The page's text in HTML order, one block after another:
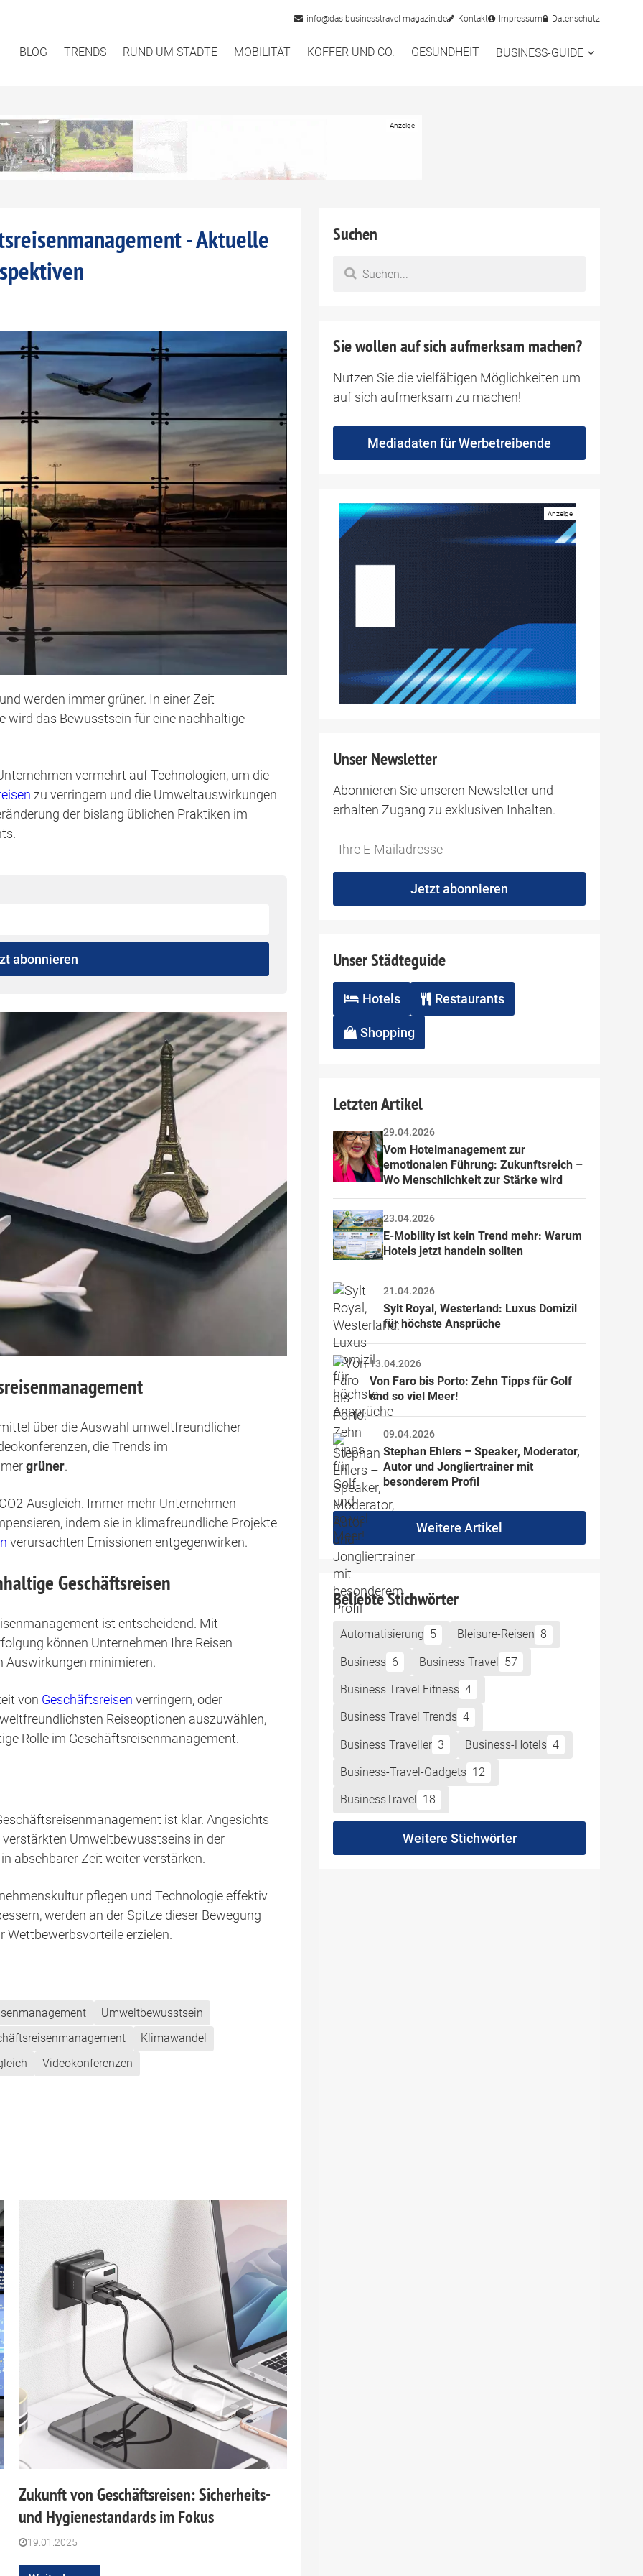
info@das-businesstravel-magazin.de Kontakt Impressum Datenschutz
BLOG TRENDS RUND UM STÄDTE MOBILITÄT KOFFER UND CO. GESUNDHEIT BUSINESS-GUIDE
- Aktuelle
werden immer grüner. In einer Zeit
wird das Bewusstsein für eine nachhaltige
vermehrt auf Technologien, um die
zu verringern und die Umweltauswirkungen
der bislang üblichen Praktiken im
abonnieren
über die Auswahl umweltfreundlicher
die Trends im
grüner.
Ausgleich. Immer mehr Unternehmen
indem sie in klimafreundliche Projekte
verursachten Emissionen entgegenwirken.
Geschäftsreisen
ist entscheidend. Mit
können Unternehmen Ihre Reisen
Auswirkungen minimieren.
von Geschäftsreisen verringern, oder
Reiseoptionen auszuwählen,
Rolle im Geschäftsreisenmanagement.
ist klar. Angesichts
Umweltbewusstseins in der
absehbarer Zeit weiter verstärken.
pflegen und Technologie effektiv
werden an der Spitze dieser Bewegung
Wettbewerbsvorteile erzielen.
Umweltbewusstsein
Klimawandel
Videokonferenzen
Zukunft von Geschäftsreisen: Sicherheits-
und Hygienestandards im Fokus
19.01.2025
Suchen
Sie wollen auf sich aufmerksam machen?
Nutzen Sie die vielfältigen Möglichkeiten um
auf sich aufmerksam zu machen!
Mediadaten für Werbetreibende
Unser Newsletter
Abonnieren Sie unseren Newsletter und
erhalten Zugang zu exklusiven Inhalten.
Do
this
*Ihre
Jetzt abonnieren
Unser Städteguide
Hotels Restaurants
Shopping
Letzten Artikel
29.04.2026
Vom Hotelmanagement zur
emotionalen Führung: Zukunftsreich –
Wo Menschlichkeit zur Stärke wird
23.04.2026
E-Mobility ist kein Trend mehr: Warum
Hotels jetzt handeln sollten
21.04.2026
Sylt Royal, Westerland: Luxus Domizil
für höchste Ansprüche
13.04.2026
Von Faro bis Porto: Zehn Tipps für Golf
und so viel Meer!
09.04.2026
Stephan Ehlers – Speaker, Moderator,
Autor und Jongliertrainer mit
besonderem Profil
Weitere Artikel
Beliebte Stichwörter
Automatisierung 5 Bleisure-Reisen 8
Business 6 Business Travel 57
Business Travel Fitness 4
Business Travel Trends 4
Business Traveller 3 Business-Hotels 4
Business-Travel-Gadgets 12
BusinessTravel 18
Weitere Stichwörter